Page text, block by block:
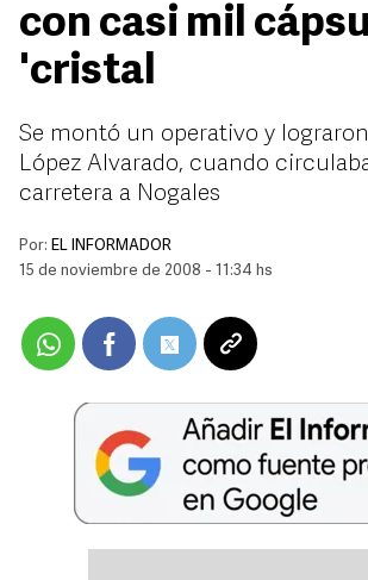
con casi mil
'cristal
Se montó un operativo y
López Alvarado, cuando
carretera a Nogales
Por: EL INFORMADOR
15 de noviembre de 2008 - 11:34 hs